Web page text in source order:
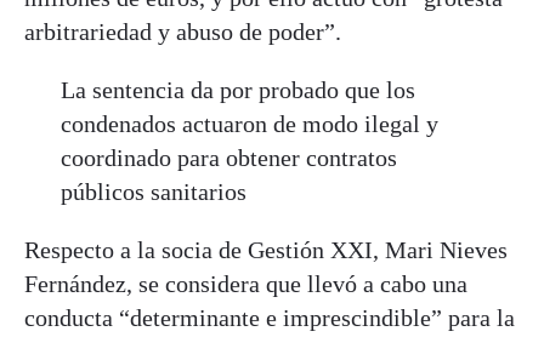
arbitrariedad y abuso de poder”.
La sentencia da por probado que los
condenados actuaron de modo ilegal y
coordinado para obtener contratos
públicos sanitarios
Respecto a la socia de Gestión XXI, Mari Nieves
Fernández, se considera que llevó a cabo una
conducta “determinante e imprescindible” para la